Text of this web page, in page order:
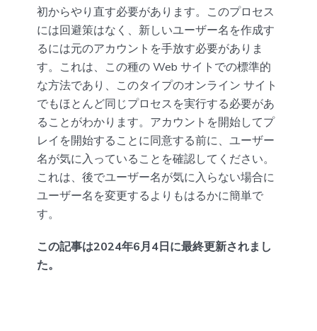
初からやり直す必要があります。このプロセス
には回避策はなく、新しいユーザー名を作成す
るには元のアカウントを手放す必要がありま
す。これは、この種の Web サイトでの標準的
な方法であり、このタイプのオンライン サイト
でもほとんど同じプロセスを実行する必要があ
ることがわかります。アカウントを開始してプ
レイを開始することに同意する前に、ユーザー
名が気に入っていることを確認してください。
これは、後でユーザー名が気に入らない場合に
ユーザー名を変更するよりもはるかに簡単で
す。
この記事は2024年6月4日に最終更新されまし
た。